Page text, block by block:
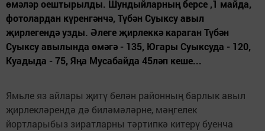
өмәләр оештырылды. Шундыйларның берсе ,1 майда,
фотолардан күренгәнчә, Түбән Суыксу авыл
җирлегендә узды. Әлеге җирлеккә караган Түбән
Суыксу авылында өмәгә - 135, Югары Суыксуда - 120,
Куадыда - 75, Яңа Мусабайда 45ләп кеше...
Ямьле яз айлары җитү белән районның барлык авыл
җирлекләрендә дә биләмәләрне, мәңгелек
йортларыбыз зиратларны тәртипкә китерү буенча